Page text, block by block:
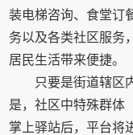
装电梯咨询、食堂订
务以及各类社区服务
居民生活带来便捷。
只要是街道辖区
是，社区中特殊群体
掌上驿站后，平台将